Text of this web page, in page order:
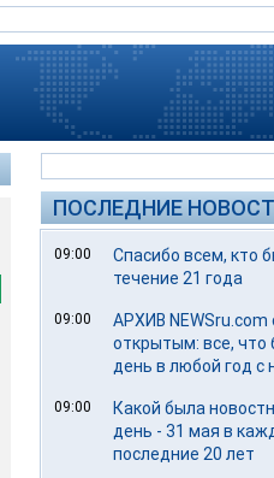
ПОСЛЕДНИЕ
09:00
Спасибо всем, кто
течение 21 года
09:00
АРХИВ NEWSru.com
открытым: все, что
день в любой год с
09:00
Какой была
день - 31 мая в
последние 20 лет